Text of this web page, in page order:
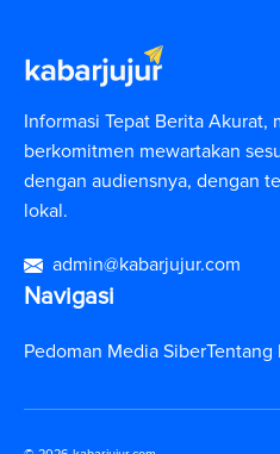
Informasi Tepat Berita Akurat,
berkomitmen mewartakan
dengan audiensnya, dengan
lokal.
admin@kabarjujur.com
Navigasi
Pedoman Media SiberTentang